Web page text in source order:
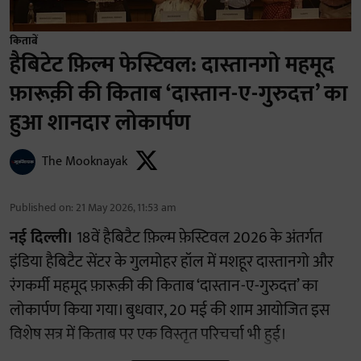
किताबें
हैबिटेट फ़िल्म फेस्टिवल: दास्तानगो महमूद
फ़ारूक़ी की किताब ‘दास्तान-ए-गुरुदत्त’ का
हुआ शानदार लोकार्पण
The Mooknayak
Published on: 21 May 2026, 11:53 am
नई दिल्ली। 18वें हैबिटैट फ़िल्म फ़ेस्टिवल 2026 के अंतर्गत
इंडिया हैबिटैट सेंटर के गुलमोहर हॉल में मशहूर दास्तानगो और
रंगकर्मी महमूद फ़ारूक़ी की किताब ‘दास्तान-ए-गुरुदत्त’ का
लोकार्पण किया गया। बुधवार, 20 मई की शाम आयोजित इस
विशेष सत्र में किताब पर एक विस्तृत परिचर्चा भी हुई।